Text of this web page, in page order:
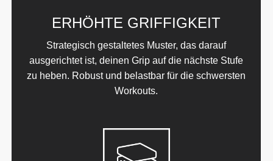
ERHÖHTE GRIFFIGKEIT
Strategisch gestaltetes Muster, das darauf
ausgerichtet ist, deinen Grip auf die nächste Stufe
zu heben. Robust und belastbar für die schwersten
Workouts.